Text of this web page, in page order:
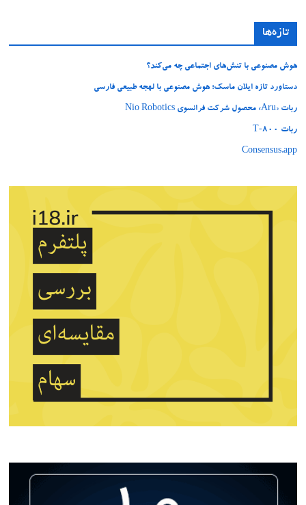
تازه‌ها
هوش مصنوعی با تنش‌های اجتماعی چه می‌کند؟
دستاورد تازه ایلان ماسک؛ هوش مصنوعی با لهجه طبیعی فارسی
ربات «Aru» محصول شرکت فرانسوی Nio Robotics
ربات T‑800
Consensus.app